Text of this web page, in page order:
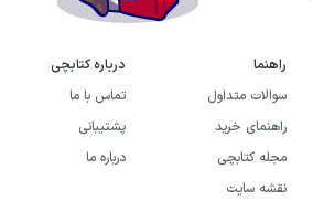
راهنما
سوالات متداول
راهنمای خرید
مجله کتابچی
نقشه سایت
درباره کتابچی
تماس با ما
پشتیبانی
درباره ما